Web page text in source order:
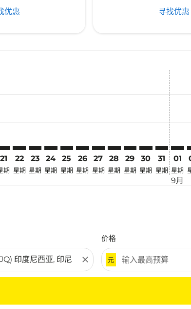
优惠
寻找优惠
21
期
SZB–TJQ: cmp-view-offers-disclaimer. 寻找优惠
22
星期
SZB–TJQ: cmp-view-offers-disclaimer. 寻找优惠
23
星期
SZB–TJQ: cmp-view-offers-disclaimer. 寻
24
星期
SZB–TJQ: cmp-view-offers-
25
星期
SZB–TJQ: cmp-view-offers-
26
星期
SZB–TJQ: cmp-view-offers-
27
星期
SZB–TJQ: cmp-view-
28
星期
SZB–TJQ: cmp-
29
星期
SZB–TJQ:
30
星期
31
星期
01
星期
9月
close
价格
元